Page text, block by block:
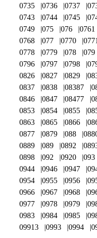
0735
0736 0737
0743
0744 0745
0749
075 076 0761
0768
077 0770 0771
0778
0779 078 079
0796
0797 0798
0826
0827 0829
0837
0838 08387
0846
0847 08477
0853
0854 0855
0863
0865 0866
0877
0879 088
0889
089 0892
0898
092 0920 093
0944
0946 0947
0954
0955 0956
0966
0967 0968
0977
0978 0979
0983
0984 0985
09913
0993 0994